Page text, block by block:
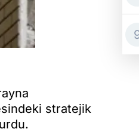
stratejik